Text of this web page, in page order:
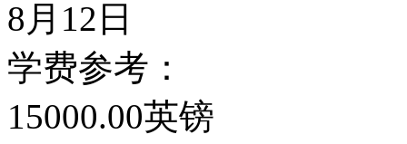
认。伯恩茅斯大学下设
学院、工程设计学院、
院、
8月12日
学费参考：
15000.00英镑